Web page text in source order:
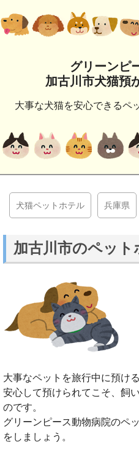
グリーンピ
加古川市犬猫預
大事な犬猫を安心できるペ
犬猫ペットホテル 兵庫県
加古川市のペット
大事なペットを旅行中に預け
安心して預けられてこそ、飼
のです。
グリーンピース動物病院のペ
をしましょう。